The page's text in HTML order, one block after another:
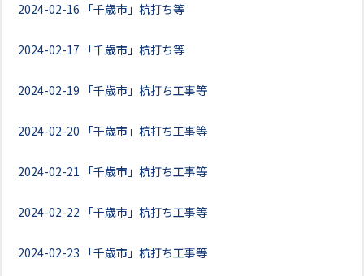
2024-02-16 「千歳市」杭打ち等
2024-02-17 「千歳市」杭打ち等
2024-02-19 「千歳市」杭打ち工事等
2024-02-20 「千歳市」杭打ち工事等
2024-02-21 「千歳市」杭打ち工事等
2024-02-22 「千歳市」杭打ち工事等
2024-02-23 「千歳市」杭打ち工事等